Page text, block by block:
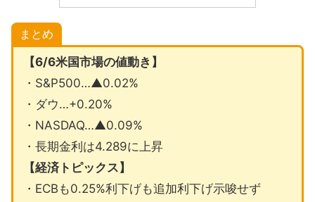
まとめ
【6/6米国市場の値動き】
・S&P500…▲0.02%
・ダウ…+0.20%
・NASDAQ…▲0.09%
・長期金利は4.289に上昇
【経済トピックス】
・ECBも0.25%利下げも追加利下げ示唆せず